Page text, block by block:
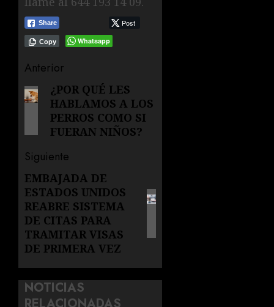
Share Post
Whatsapp
Copy
Navegación
de
entradas
Anterior
Entrada
anterior:
¿POR QUÉ LES
HABLAMOS A LOS
PERROS COMO SI
FUERAN NIÑOS?
Siguiente
Siguiente
entrada:
EMBAJADA DE
ESTADOS UNIDOS
REABRE SISTEMA
DE CITAS PARA
TRAMITAR VISAS
DE PRIMERA VEZ
NOTICIAS